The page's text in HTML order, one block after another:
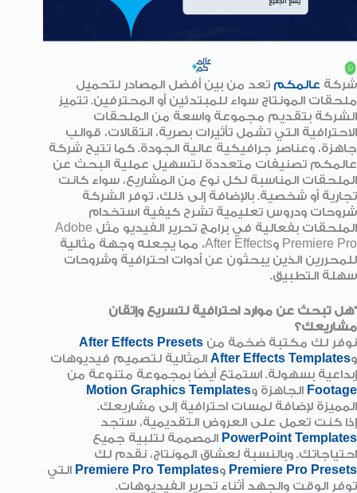
شركة عالمكم تعد من بين أفضل المصادر لتحميل
ملحقات المونتاج سواء للمبتدئين أو المحترفين. تتميز
الشركة بتقديم مجموعة واسعة من الملحقات
الاحترافية التي تشمل تأثيرات بصرية، انتقالات، قوالب
جاهزة، وعناصر جرافيكية عالية الجودة. كما تتيح شركة
عالمكم تصنيفات متعددة لتسهيل عملية البحث عن
الملحقات المناسبة لكل نوع من المشاريع، سواء كانت
تجارية أو شخصية. بالإضافة إلى ذلك، توفر الشركة
شروحات ودروس تعليمية تشرح كيفية استخدام
الملحقات بفعالية في برامج تحرير الفيديو مثل Adobe
Premiere Pro وAfter Effects، مما يجعله وجهة مثالية
للمحررين الذين يبحثون عن أدوات احترافية وشروحات
سهلة التطبيق.
“هل تبحث عن موارد احترافية لتسريع وإتقان
مشاريعك؟
نوفر لك مكتبة ضخمة من After Effects Presets
وAfter Effects Templates المثالية لتصميم فيديوهات
إبداعية بسهولة. استمتع أيضًا بمجموعة متنوعة من
Footage الجاهزة وMotion Graphics Templates
المميزة لإضافة لمسات احترافية إلى مشاريعك.
إذا كنت تعمل على العروض التقديمية، ستجد
PowerPoint Templates المصممة لتلبية جميع
احتياجاتك. وبالنسبة لعشاق المونتاج، نقدم لك
Premiere Pro Presets وPremiere Pro Templates التي
توفر الوقت والجهد أثناء تحرير الفيديوهات.